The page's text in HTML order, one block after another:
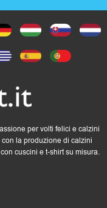
per volti felici e calzini
la produzione di calzini
cuscini e t-shirt su misura.